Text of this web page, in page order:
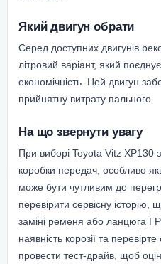
Який двигун обрати
Серед доступних двигунів
літровий варіант, який
економічність. Цей двигун
прийнятну витрату пального.
На що звернути увагу
При виборі Toyota Vitz XP130
коробки передач, особливо
може бути чутливим до
перевірити сервісну історію,
заміні ременя або ланцюга
наявність корозії та
провести тест-драйв, щоб